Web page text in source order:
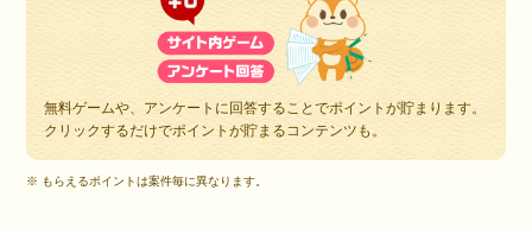
無料ゲームや、アンケートに回答することでポイントが貯まります。
クリックするだけでポイントが貯まるコンテンツも。
※ もらえるポイントは案件毎に異なります。